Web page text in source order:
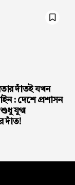
দাঁতই যখন
: দেশে প্রশাসন
যুগ্ম
দাঁত!